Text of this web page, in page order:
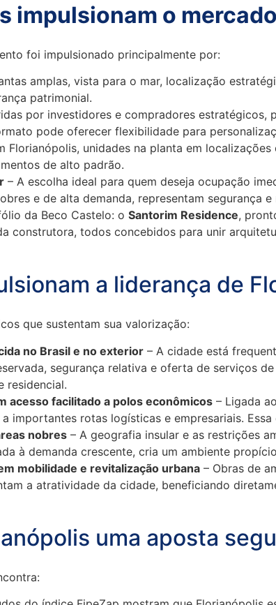
impulsionam o
foi impulsionado principalmente por:
amplas, vista para o mar, localização
patrimonial.
por investidores e compradores
pode oferecer flexibilidade para
Florianópolis, unidades na planta em
de alto padrão.
– A escolha ideal para quem deseja ocupação
e de alta demanda, representam segurança
da Beco Castelo: o Santorim Residence,
construtora, todos concebidos para unir
a liderança de
que sustentam sua valorização:
no Brasil e no exterior – A cidade está
segurança relativa e oferta de serviços
residencial.
acesso facilitado a polos econômicos – Ligada
importantes rotas logísticas e empresariais.
nobres – A geografia insular e as restrições
à demanda crescente, cria um ambiente
mobilidade e revitalização urbana – Obras de
a atratividade da cidade, beneficiando
uma aposta